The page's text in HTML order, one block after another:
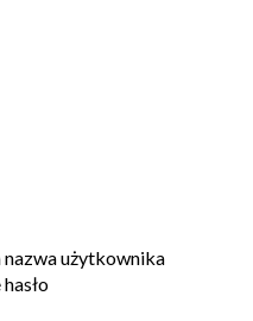
nazwa użytkownika